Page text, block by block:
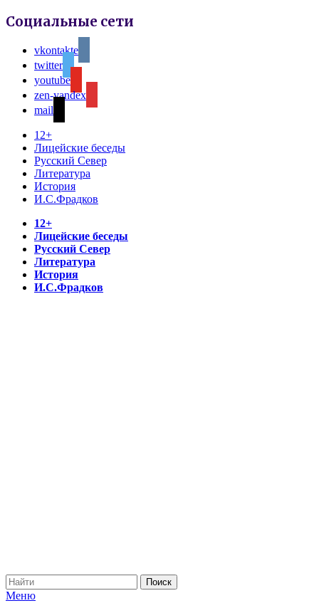
Социальные сети
vkontakte
twitter
youtube
zen-yandex
mail
12+
Лицейские беседы
Русский Север
Литература
История
И.С.Фрадков
12+
Лицейские беседы
Русский Север
Литература
История
И.С.Фрадков
Меню